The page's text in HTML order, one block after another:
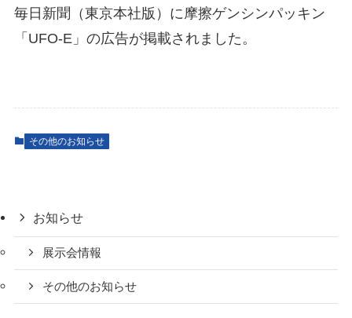
毎日新聞（東京本社版）に摩擦ゲンシンパッキン
「UFO-E」の広告が掲載されました。
その他のお知らせ
お知らせ
展示会情報
その他のお知らせ